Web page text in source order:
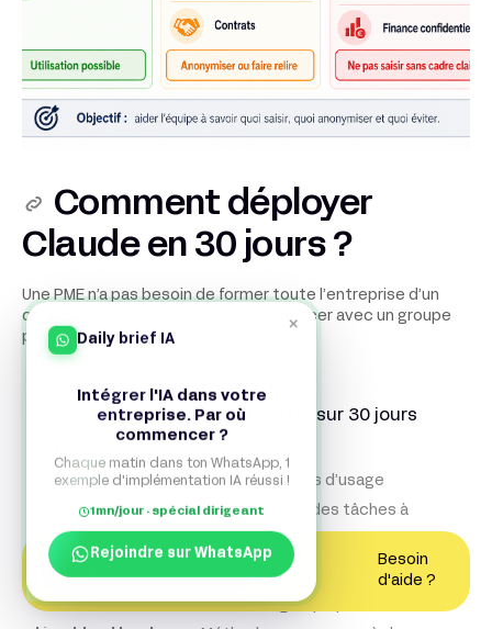
Comment déployer
Claude en 30 jours ?
Une PME n’a pas besoin de former toute l’entreprise d’un
coup. Le plus efficace est de commencer avec un groupe
pilote, puis d’élargir progressivement.
Plan de déploiement de l’IA sur 30 jours
Période
Action
Livrable
attendu
Choisir 3 à 5 cas d’usage
Liste priorisée des tâches à
tester
Semaine 2
Former un groupe pilote
Besoin
d'aide ?
×
Daily brief IA
Intégrer l'IA dans votre
entreprise. Par où
commencer ?
Chaque matin dans ton WhatsApp, 1
exemple d'implémentation IA réussi !
1mn/jour · spécial dirigeant
Rejoindre sur WhatsApp